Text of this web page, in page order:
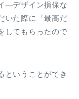
―デザイン損保な
いた際に「最高だ
してもらったので
ということができ